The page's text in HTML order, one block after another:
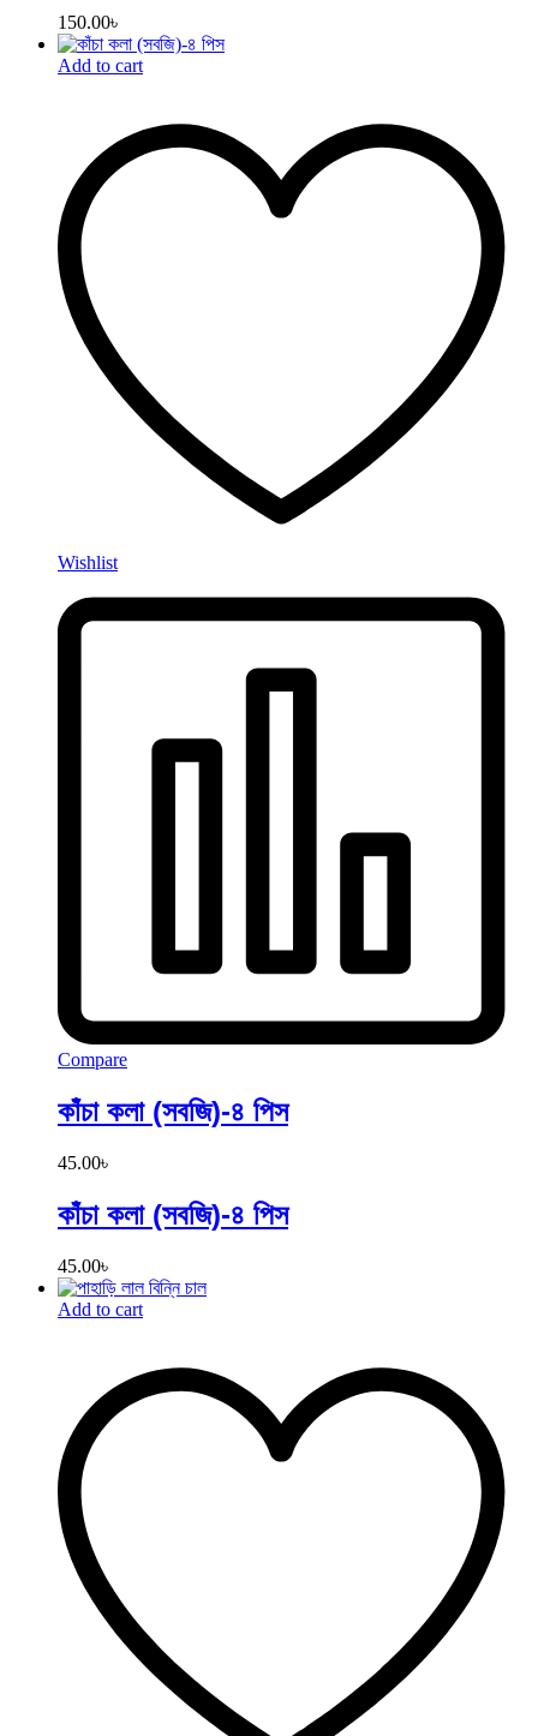
150.00৳
Add to cart
Wishlist
Compare
কাঁচা কলা (সবজি)-৪ পিস
45.00৳
কাঁচা কলা (সবজি)-৪ পিস
45.00৳
Add to cart